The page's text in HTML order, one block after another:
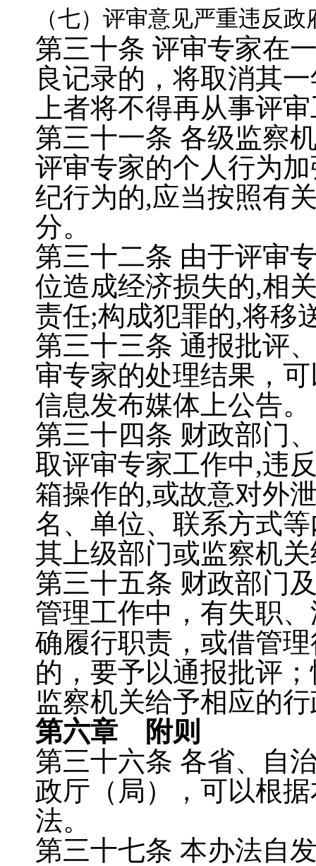
（七）评审意见严重违反
第三十条 评审专家在
良记录的，将取消其
上者将不得再从事评
第三十一条 各级监察
评审专家的个人行为
纪行为的,应当按照有
分。
第三十二条 由于评审
位造成经济损失的,相
责任;构成犯罪的,将移
第三十三条 通报批评
审专家的处理结果，
信息发布媒体上公告。
第三十四条 财政部门
取评审专家工作中,违
箱操作的,或故意对外
名、单位、联系方式
其上级部门或监察机
第三十五条 财政部门
管理工作中，有失职
确履行职责，或借管
的，要予以通报批评
监察机关给予相应的
第六章 附则
第三十六条 各省、自
政厅（局），可以根
法。
第三十七条 本办法自